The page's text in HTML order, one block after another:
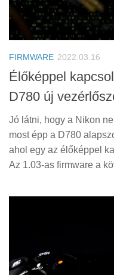
Tudástár
Tanácsok
Helyszíni Riport
E-BB
FIRMWARE 2022.03.16
Élőképpel
D780 új
Jó látni, hogy a Nikon
most épp a D780
ahol egy az élőképpel
Az 1.03-as firmware a